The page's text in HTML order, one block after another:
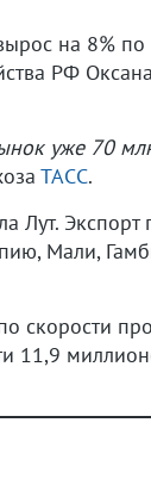
на 8%
РФ
уже 70
ТАСС.
Лут.
Мали,
скорости
11,9